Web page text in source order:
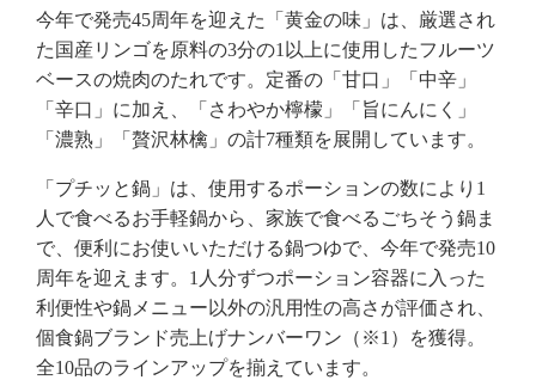
今年で発売45周年を迎えた「黄金の味」は、厳選され
た国産リンゴを原料の3分の1以上に使用したフルーツ
ベースの焼肉のたれです。定番の「甘口」「中辛」
「辛口」に加え、「さわやか檸檬」「旨にんにく」
「濃熟」「贅沢林檎」の計7種類を展開しています。
「プチッと鍋」は、使用するポーションの数により1
人で食べるお手軽鍋から、家族で食べるごちそう鍋ま
で、便利にお使いいただける鍋つゆで、今年で発売10
周年を迎えます。1人分ずつポーション容器に入った
利便性や鍋メニュー以外の汎用性の高さが評価され、
個食鍋ブランド売上げナンバーワン（※1）を獲得。
全10品のラインアップを揃えています。